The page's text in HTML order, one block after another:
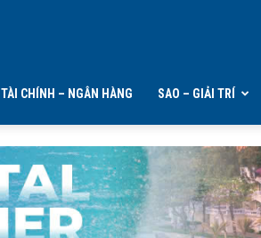
TÀI CHÍNH – NGÂN HÀNG SAO – GIẢI TRÍ